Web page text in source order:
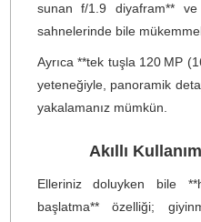
DJI Osmo
Macera dolu